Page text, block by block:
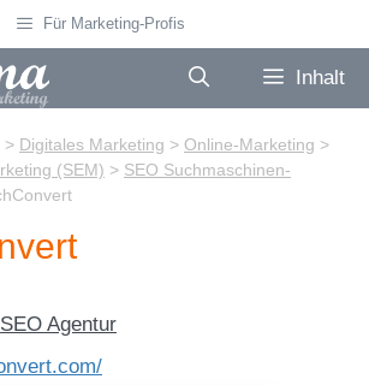
Für Marketing-Profis
Inhalt
> Digitales Marketing > Online-Marketing >
(SEM) > SEO Suchmaschinen-
SEO Agentur